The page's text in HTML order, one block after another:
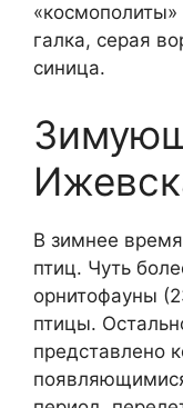
галка, серая
синица.
В зимнее
птиц. Чуть
орнитофауны
птицы.
представлено